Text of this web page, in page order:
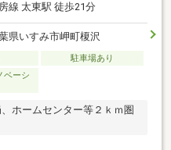
線 太東駅 徒歩21分
県いすみ市岬町榎沢
駐車場あり
ベーシ
ホームセンター等２ｋｍ圏